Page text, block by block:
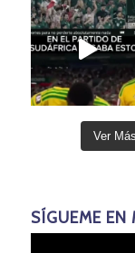
Ver Más
SÍGUEME